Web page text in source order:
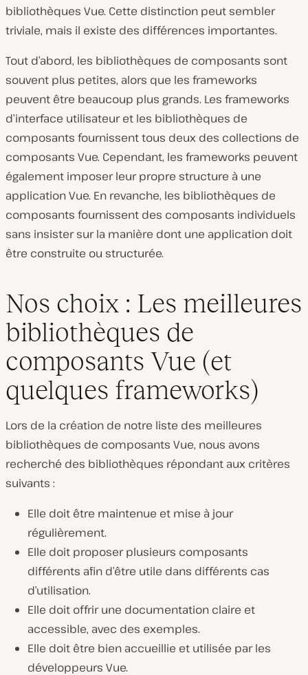
bibliothèques Vue. Cette distinction peut sembler
triviale, mais il existe des différences importantes.
Tout d’abord, les bibliothèques de composants sont
souvent plus petites, alors que les frameworks
peuvent être beaucoup plus grands. Les frameworks
d’interface utilisateur et les bibliothèques de
composants fournissent tous deux des collections de
composants Vue. Cependant, les frameworks peuvent
également imposer leur propre structure à une
application Vue. En revanche, les bibliothèques de
composants fournissent des composants individuels
sans insister sur la manière dont une application doit
être construite ou structurée.
Nos choix : Les meilleures
bibliothèques de
composants Vue (et
quelques frameworks)
Lors de la création de notre liste des meilleures
bibliothèques de composants Vue, nous avons
recherché des bibliothèques répondant aux critères
suivants :
Elle doit être maintenue et mise à jour
régulièrement.
Elle doit proposer plusieurs composants
différents afin d’être utile dans différents cas
d’utilisation.
Elle doit offrir une documentation claire et
accessible, avec des exemples.
Elle doit être bien accueillie et utilisée par les
développeurs Vue.